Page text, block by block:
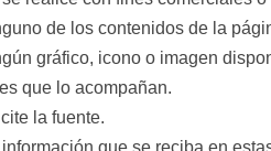
de los contenidos de la
gráfico, icono o imagen
que lo acompañan.
la fuente.